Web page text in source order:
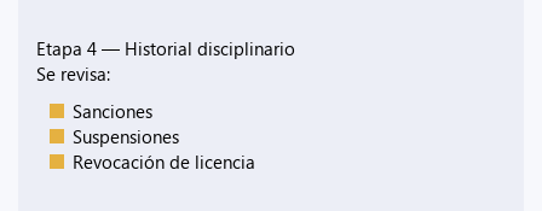
Etapa 4 — Historial disciplinario
Se revisa:
Sanciones
Suspensiones
Revocación de licencia